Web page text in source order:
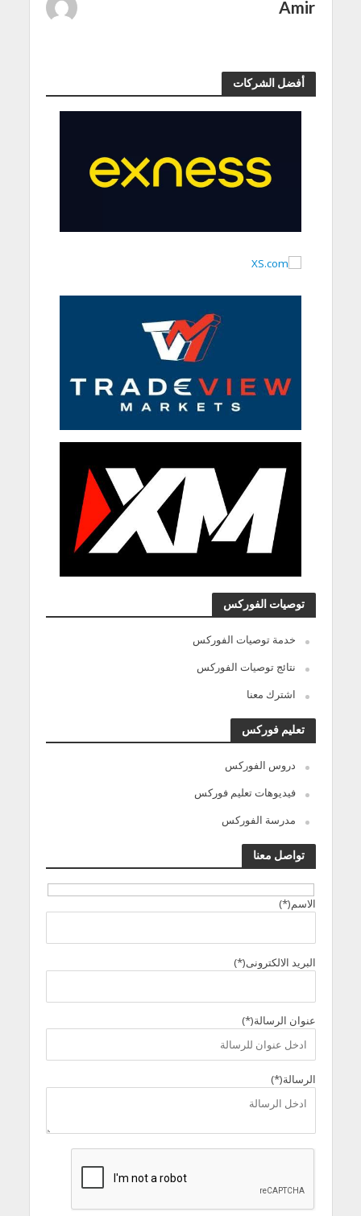
Amir
أفضل الشركات
توصيات الفوركس
خدمة توصيات الفوركس
نتائج توصيات الفوركس
اشترك معنا
تعليم فوركس
دروس الفوركس
فيديوهات تعليم فوركس
مدرسة الفوركس
تواصل معنا
الاسم(*)
البريد الالكترونى(*)
عنوان الرسالة(*)
الرسالة(*)